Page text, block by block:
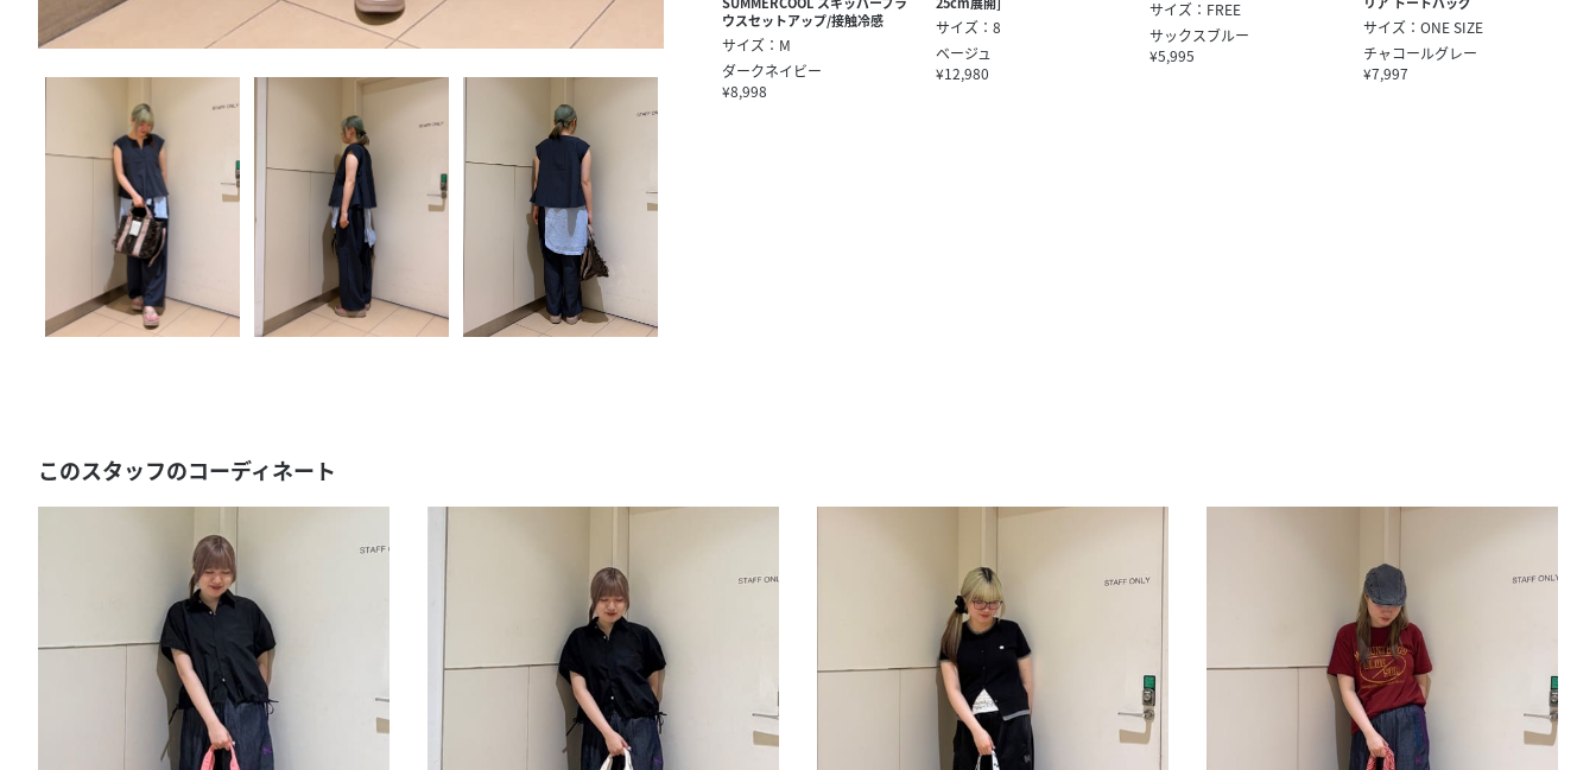
ウスセットアップ/接触冷感
サイズ：M
ダークネイビー
¥8,998
サイズ：8
ベージュ
¥12,980
サイズ：FREE
サックスブルー
¥5,995
サイズ：ONE SIZE
チャコールグレー
¥7,997
このスタッフのコーディネート